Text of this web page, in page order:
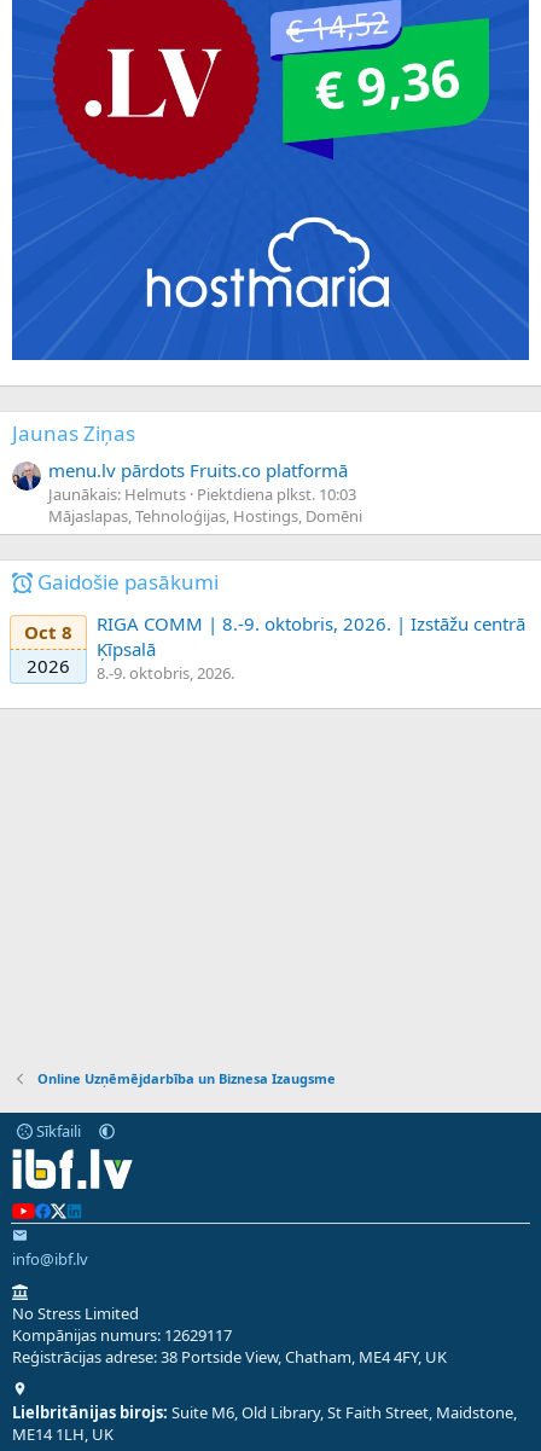
Jaunas Ziņas
menu.lv pārdots Fruits.co platformā
Jaunākais: Helmuts Piektdiena plkst. 10:03
Mājaslapas, Tehnoloģijas, Hostings, Domēni
Gaidošie pasākumi
Oct 8
2026
RIGA COMM | 8.-9. oktobris, 2026. | Izstāžu centrā
Ķīpsalā
8.-9. oktobris, 2026.
Online Uzņēmējdarbība un Biznesa Izaugsme
Sīkfaili
info@ibf.lv
No Stress Limited
Kompānijas numurs: 12629117
Reģistrācijas adrese: 38 Portside View, Chatham, ME4 4FY, UK
Lielbritānijas birojs: Suite M6, Old Library, St Faith Street, Maidstone,
ME14 1LH, UK